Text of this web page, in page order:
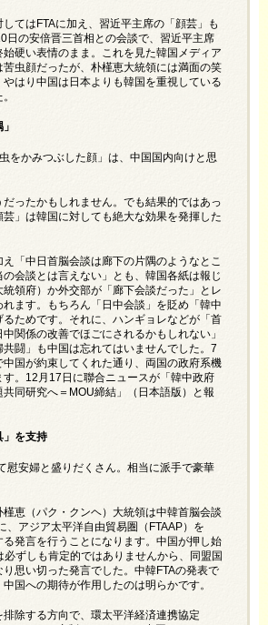
てはFTAに加え、習近平主席の「顔芸」も
日の安倍晋三首相との会談で、習近平主席
硬い表情のまま。これを見た韓国メディア
虫顔だったが、朴槿恵大統領には満面の笑
はり中国は日本よりも韓国を重視している
をかみつぶした顔」は、中国国内向けと思
ったかもしれません。でも結果的ではあっ
」は韓国に対しても絶大な効果を発揮した
「中日首脳会談は廊下の片隅のようなとこ
会談とは言えない」とも、韓国各紙は報じ
統領府）か外交部が「廊下会談だった」とレ
れます。もちろん「日中会談」を貶め「韓中
ためです。それに、ハンギョレなどが「首
関係の改善でほごにされるかもしれない」
共闘」も中国は忘れてはいませんでした。7
中国が約束してくれた通り、両国の政府系機
す。12月17日に聯合ニュースが「韓中政府
同研究へ＝MOU締結」（日本語版）と報
」を支持
慰安婦と盛りだくさん。相当に派手で豪華
恵（パク・クンヘ）大統領は中韓首脳会談
、アジア太平洋自由貿易圏（FTAAP）を
る発言を行うことになります。中国が押し始
必ずしも肯定的ではありませんから、同盟国
思い切った発言でした。中韓FTAの発表で
国への期待が作用したのは明らかです。
除する方向で、環太平洋経済連携協定